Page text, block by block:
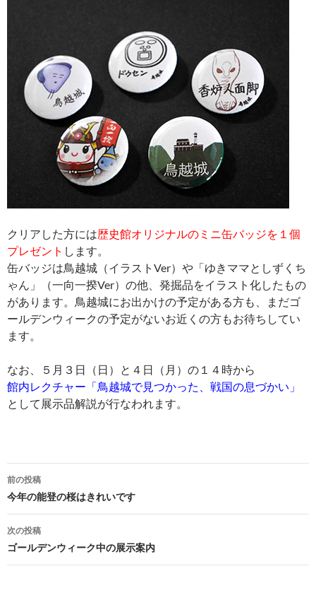
クリアした方には歴史館オリジナルのミニ缶バッジを１個
プレゼント します。
缶バッジは鳥越城（イラストVer）や「ゆきママとしずくち
ゃん」（一向一揆Ver）の他、発掘品をイラスト化したもの
があります。鳥越城にお出かけの予定がある方も、まだゴ
ールデンウィークの予定がないお近くの方もお待ちしてい
ます。
なお、５月３日（日）と４日（月）の１４時から
館内レクチャー「鳥越城で見つかった、戦国の息づかい」
として展示品解説が行なわれます。
投
稿
ナ
ビ
ゲ
前の投稿
今年の能登の桜はきれいです
次の投稿
ゴールデンウィーク中の展示案内